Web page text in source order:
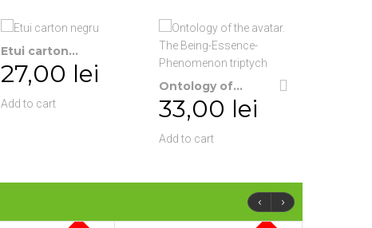
Etui carton...
27,00 lei
Add to cart
Ontology of...
33,00 lei
Add to cart
‹ ›